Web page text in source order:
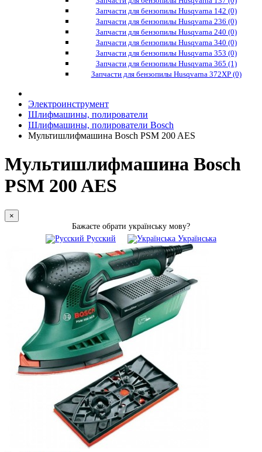
Запчасти для бензопилы Husqvarna 142 (0)
Запчасти для бензопилы Husqvarna 236 (0)
Запчасти для бензопилы Husqvarna 240 (0)
Запчасти для бензопилы Husqvarna 340 (0)
Запчасти для бензопилы Husqvarna 353 (0)
Запчасти для бензопилы Husqvarna 365 (1)
Запчасти для бензопилы Husqvarna 372XP (0)
Электроинструмент
Шлифмашины, полирователи
Шлифмашины, полирователи Bosch
Мультишлифмашина Bosch PSM 200 AES
Мультишлифмашина Bosch
PSM 200 AES
×
Бажаєте обрати українську мову?
Русский
Українська